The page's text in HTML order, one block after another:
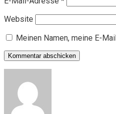
Website
Meinen Namen, meine E-